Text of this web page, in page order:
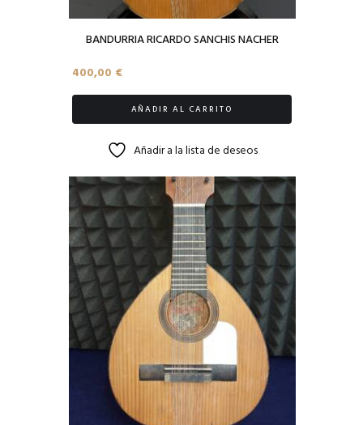
BANDURRIA RICARDO SANCHIS NACHER
400,00 €
AÑADIR AL CARRITO
Añadir a la lista de deseos